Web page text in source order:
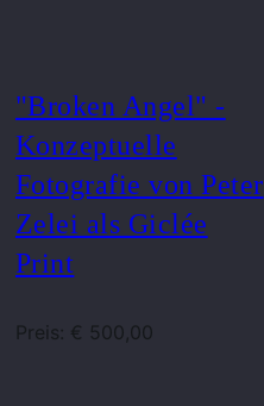
"Broken Angel" -
Konzeptuelle
Fotografie von Peter
Zelei als Giclée
Print
Preis: € 500,00